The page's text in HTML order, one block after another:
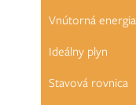
Vnútorná energia
Ideálny plyn
Stavová rovnica